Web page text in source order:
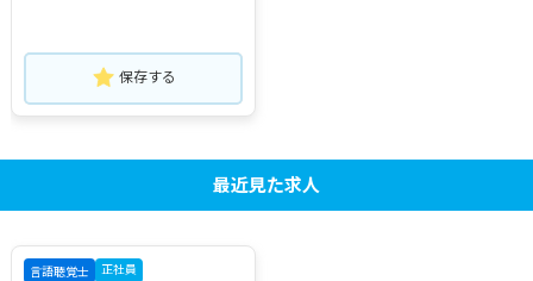
保存する
最近見た求人
言語聴覚士 正社員